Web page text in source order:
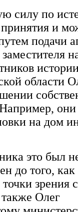
силу по
и
подачи
области
они
на дом
это был
до того,
зрения
Олег